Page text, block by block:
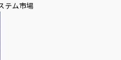
テム市場